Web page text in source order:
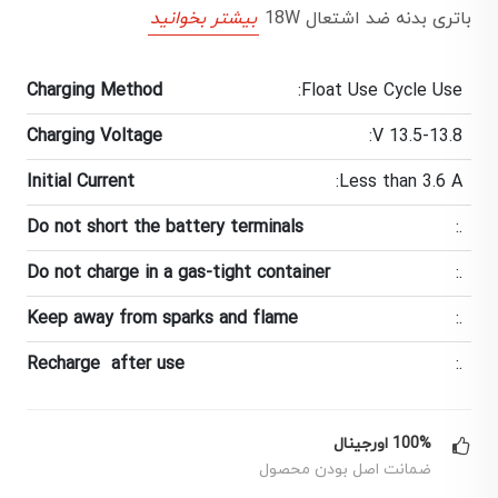
باتری بدنه ضد اشتعال 18W بیشتر بخوانید
Float Use Cycle Use:
Charging Method
13.5-13.8 V:
Charging Voltage
Less than 3.6 A:
Initial Current
.:
Do not short the battery terminals
.:
Do not charge in a gas-tight container
.:
Keep away from sparks and flame
.:
Recharge after use
100% اورجینال
ضمانت اصل بودن محصول